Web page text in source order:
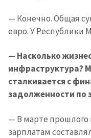
— Конечно. Общая
евро. У Республики
— Насколько
инфраструктура?
сталкивается с
задолженности по
— В марте прошлого
зарплатам